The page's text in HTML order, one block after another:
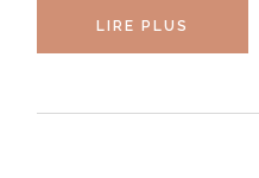
LIRE PLUS